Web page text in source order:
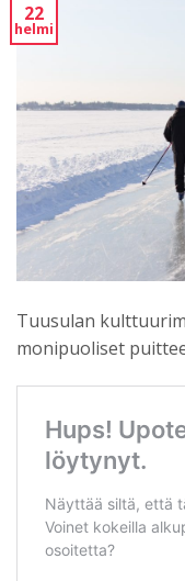
22
helmi
Tuusulan
monipuoliset